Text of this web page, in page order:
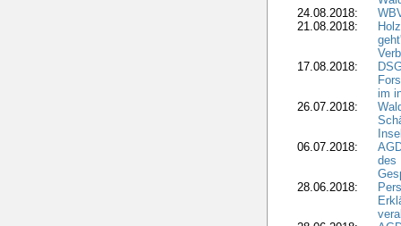
24.08.2018:
21.08.2018:
17.08.2018:
im
26.07.2018:
06.07.2018:
des
28.06.2018: